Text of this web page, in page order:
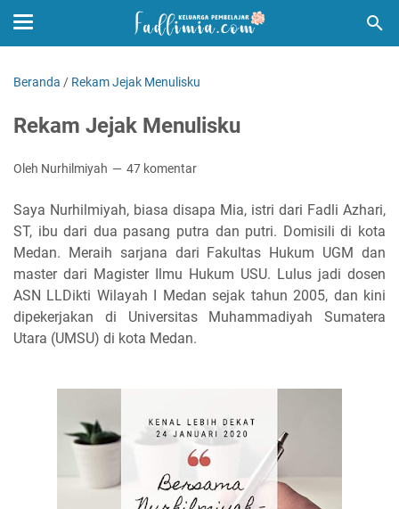
Beranda / Rekam Jejak Menulisku
Rekam Jejak Menulisku
Oleh Nurhilmiyah 47 komentar
Saya Nurhilmiyah, biasa disapa Mia, istri dari Fadli Azhari,
ST, ibu dari dua pasang putra dan putri. Domisili di kota
Medan. Meraih sarjana dari Fakultas Hukum UGM dan
master dari Magister Ilmu Hukum USU. Lulus jadi dosen
ASN LLDikti Wilayah I Medan sejak tahun 2005, dan kini
dipekerjakan di Universitas Muhammadiyah Sumatera
Utara (UMSU) di kota Medan.